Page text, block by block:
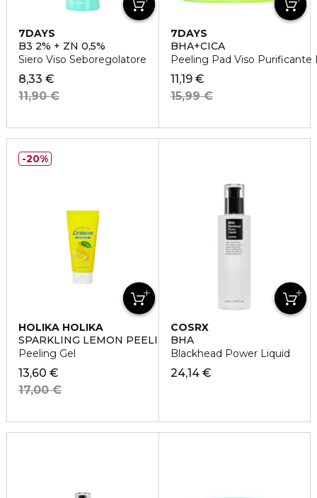
7DAYS
B3 2% + ZN 0,5%
Siero Viso Seboregolatore
8,33 €
11,90 €
7DAYS
BHA+CICA
Peeling Pad Viso Purificante
11,19 €
15,99 €
HOLIKA HOLIKA
SPARKLING LEMON PEELING GEL
Peeling Gel
13,60 €
17,00 €
20%
COSRX
BHA
Blackhead Power Liquid
24,14 €